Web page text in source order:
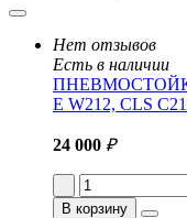
Нет отзывов
Есть в наличии
E W212, CLS
24 000 ₽
В корзину